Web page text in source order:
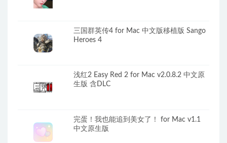
三国群英传4 for Mac 中文版移植版 Sango
Heroes 4
浅红2 Easy Red 2 for Mac v2.0.8.2 中文原
生版 含DLC
完蛋！我也能追到美女了！ for Mac v1.1
中文原生版